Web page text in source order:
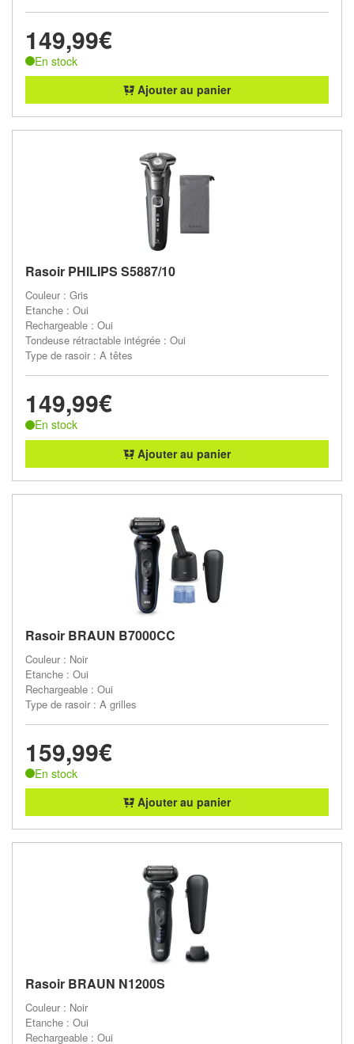
149,99€
En stock
Ajouter au panier
Rasoir PHILIPS S5887/10
Couleur : Gris
Etanche : Oui
Rechargeable : Oui
Tondeuse rétractable intégrée : Oui
Type de rasoir : A têtes
149,99€
En stock
Ajouter au panier
Rasoir BRAUN B7000CC
Couleur : Noir
Etanche : Oui
Rechargeable : Oui
Type de rasoir : A grilles
159,99€
En stock
Ajouter au panier
Rasoir BRAUN N1200S
Couleur : Noir
Etanche : Oui
Rechargeable : Oui